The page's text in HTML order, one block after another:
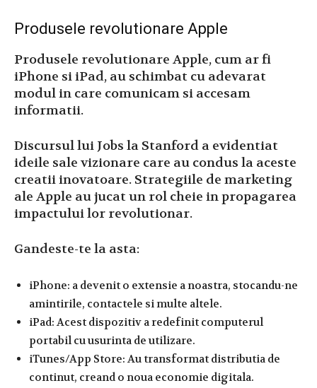
Produsele revolutionare Apple
Produsele revolutionare Apple, cum ar fi
iPhone si iPad, au schimbat cu adevarat
modul in care comunicam si accesam
informatii.
Discursul lui Jobs la Stanford a evidentiat
ideile sale vizionare care au condus la aceste
creatii inovatoare. Strategiile de marketing
ale Apple au jucat un rol cheie in propagarea
impactului lor revolutionar.
Gandeste-te la asta:
iPhone: a devenit o extensie a noastra, stocandu-ne
amintirile, contactele si multe altele.
iPad: Acest dispozitiv a redefinit computerul
portabil cu usurinta de utilizare.
iTunes/App Store: Au transformat distributia de
continut, creand o noua economie digitala.